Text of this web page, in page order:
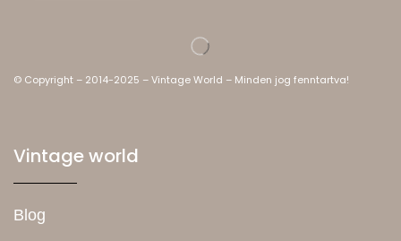
© Copyright – 2014-2025 – Vintage World – Minden jog fenntartva!
Vintage world
Blog